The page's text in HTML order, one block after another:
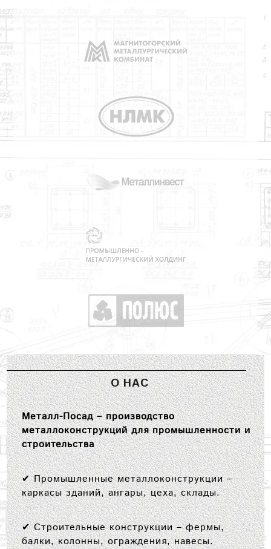
О НАС
Металл-Посад – производство
металлоконструкций для промышленности и
строительства
✔Промышленные металлоконструкции–
каркасы зданий, ангары, цеха, склады.
✔Строительные конструкции– фермы,
балки, колонны, ограждения, навесы.